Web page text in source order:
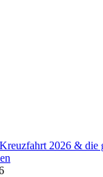
2026 & die